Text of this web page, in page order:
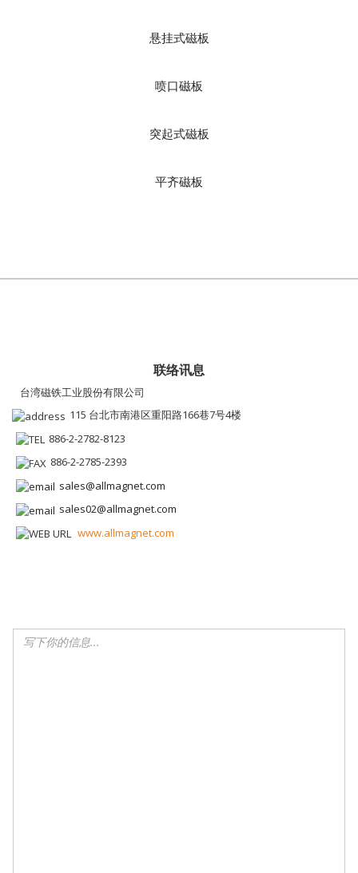
悬挂式磁板
喷口磁板
突起式磁板
平齐磁板
联络讯息
台湾磁铁工业股份有限公司
115 台北市南港区重阳路166巷7号4楼
886-2-2782-8123
886-2-2785-2393
sales@allmagnet.com
sales02@allmagnet.com
www.allmagnet.com